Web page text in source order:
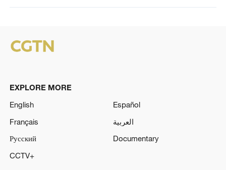
EXPLORE MORE
English
Español
Français
العربية
Русский
Documentary
CCTV+